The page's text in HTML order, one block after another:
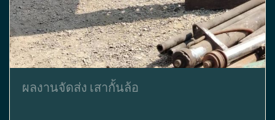
ผลงานจัดส่ง เสากั้นล้อ